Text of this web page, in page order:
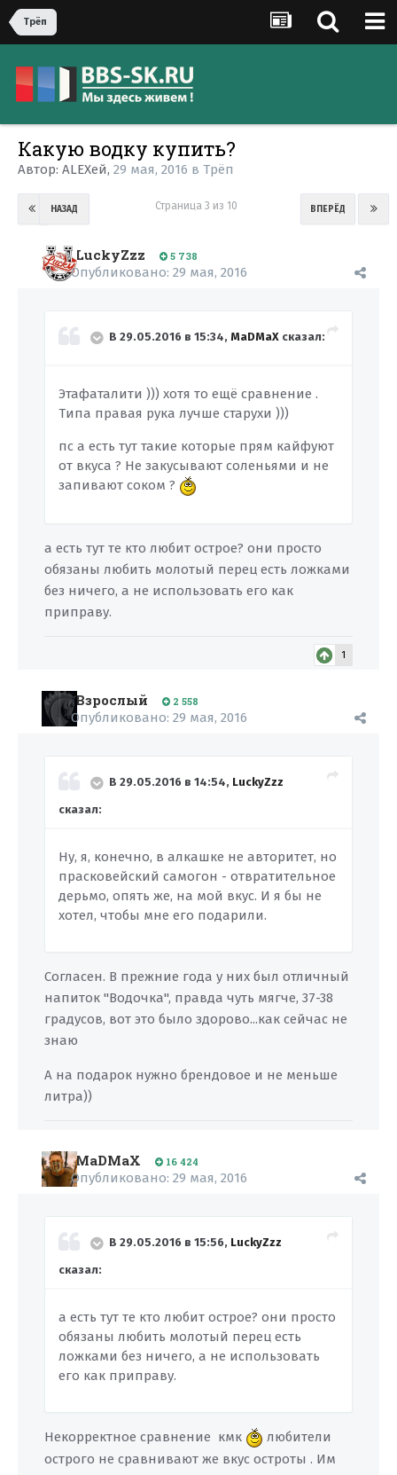
Трёп
Какую водку купить?
Автор: ALEXей, 29 мая, 2016 в Трёп
НАЗАД ВПЕРЁД
Страница 3 из 10
LuckyZzz 5 738
Опубликовано: 29 мая, 2016
В 29.05.2016 в 15:34, MaDMaX сказал:
Этафаталити ))) хотя то ещё сравнение .
Типа правая рука лучше старухи )))
пс а есть тут такие которые прям кайфуют
от вкуса ? Не закусывают соленьями и не
запивают соком ?
а есть тут те кто любит острое? они просто
обязаны любить молотый перец есть ложками
без ничего, а не использовать его как
приправу.
1
Взрослый 2 558
Опубликовано: 29 мая, 2016
В 29.05.2016 в 14:54, LuckyZzz
сказал:
Ну, я, конечно, в алкашке не авторитет, но
прасковейский самогон - отвратительное
дерьмо, опять же, на мой вкус. И я бы не
хотел, чтобы мне его подарили.
Согласен. В прежние года у них был отличный
напиток "Водочка", правда чуть мягче, 37-38
градусов, вот это было здорово...как сейчас не
знаю
А на подарок нужно брендовое и не меньше
литра))
MaDMaX 16 424
Опубликовано: 29 мая, 2016
В 29.05.2016 в 15:56, LuckyZzz
сказал:
а есть тут те кто любит острое? они просто
обязаны любить молотый перец есть
ложками без ничего, а не использовать
его как приправу.
Некорректное сравнение кмк
любители
острого не сравнивают же вкус остроты . Им